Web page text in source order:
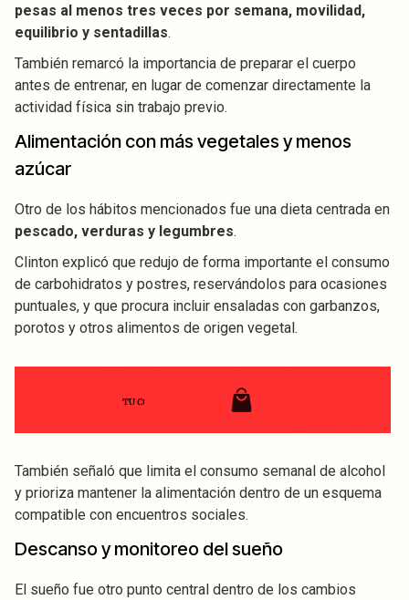
pesas al menos tres veces por semana, movilidad,
equilibrio y sentadillas.
También remarcó la importancia de preparar el cuerpo
antes de entrenar, en lugar de comenzar directamente la
actividad física sin trabajo previo.
Alimentación con más vegetales y menos
azúcar
Otro de los hábitos mencionados fue una dieta centrada en
pescado, verduras y legumbres.
Clinton explicó que redujo de forma importante el consumo
de carbohidratos y postres, reservándolos para ocasiones
puntuales, y que procura incluir ensaladas con garbanzos,
porotos y otros alimentos de origen vegetal.
También señaló que limita el consumo semanal de alcohol
y prioriza mantener la alimentación dentro de un esquema
compatible con encuentros sociales.
Descanso y monitoreo del sueño
El sueño fue otro punto central dentro de los cambios